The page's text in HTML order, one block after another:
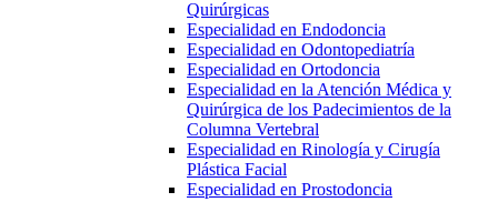
Quirúrgicas
Especialidad en Endodoncia
Especialidad en Odontopediatría
Especialidad en Ortodoncia
Especialidad en la Atención Médica y
Quirúrgica de los Padecimientos de la
Columna Vertebral
Especialidad en Rinología y Cirugía
Plástica Facial
Especialidad en Prostodoncia